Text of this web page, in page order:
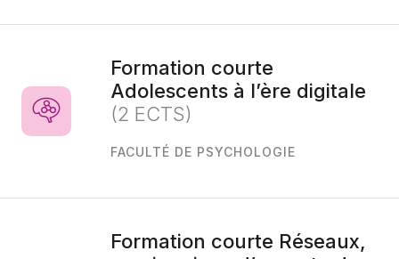
Formation courte
Adolescents à l’ère digitale
(2 ECTS)
FACULTÉ DE PSYCHOLOGIE
Formation courte Réseaux,